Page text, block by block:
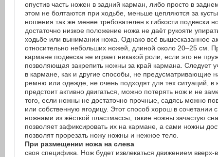
опустив часть ножен в задний карман, либо просто в
этом не болтаются при ходьбе, меньше цепляются за
ношения так же менее требователен к гибкости подвески
достаточно низкое положение ножа не даёт рукояти
ходьбе или вынимании ножа. Однако всё вышесказанное
относительно небольших ножей, длиной около 20–25 см.
кармане подвеска не играет никакой роли, если это не
позволяющая закрепить ножны за край кармана. Следует
в кармане, как и другие способы, не предусматривающие
ремню или одежде, не очень подходят для тех ситуаций, в
предстоит активно двигаться, можно потерять нож и не
того, если ножны не достаточно прочные, садясь можно
или собственную ягодицу. Этот способ хорош в сочетании
ножнами из жёсткой пластмассы, такие ножны зачастую
позволяет зафиксировать их на кармане, а сами ножны
позволят прорезать ножу ножны и нежное тело.
При размещении ножа на слева
своя специфика. Нож будет извлекаться движением вверх-